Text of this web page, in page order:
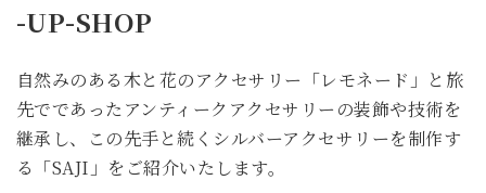
-UP-SHOP
自然みのある木と花のアクセサリー「レモネード」と旅
先でであったアンティークアクセサリーの装飾や技術を
継承し、この先手と続くシルバーアクセサリーを制作す
る「SAJI」をご紹介いたします。